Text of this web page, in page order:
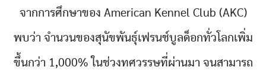
จากการศึกษาของ American Kennel Club (AKC)
พบว่า จำนวนของสุนัขพันธุ์เฟรนช์บูลด็อกทั่วโลกเพิ่ม
ขึ้นกว่า 1,000% ในช่วงทศวรรษที่ผ่านมา จนสามารถ